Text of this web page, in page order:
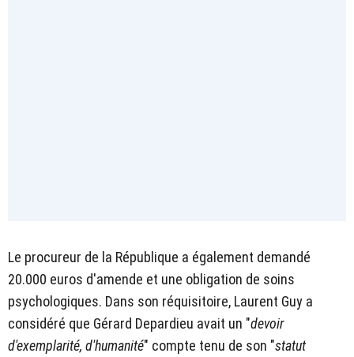
Le procureur de la République a également demandé
20.000 euros d'amende et une obligation de soins
psychologiques. Dans son réquisitoire, Laurent Guy a
considéré que Gérard Depardieu avait un "devoir
d'exemplarité, d'humanité" compte tenu de son "statut